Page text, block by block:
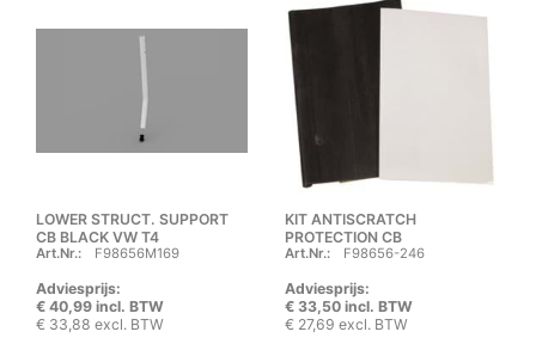
LOWER STRUCT. SUPPORT
CB BLACK VW T4
Art.Nr.: F98656M169
Adviesprijs:
€ 40,99 incl. BTW
€ 33,88 excl. BTW
KIT ANTISCRATCH
PROTECTION CB
Art.Nr.: F98656-246
Adviesprijs:
€ 33,50 incl. BTW
€ 27,69 excl. BTW